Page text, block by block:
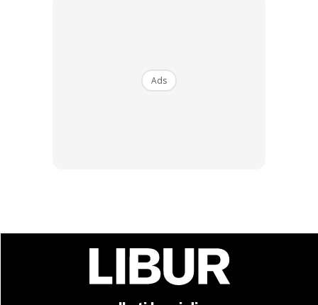
Langgan Sekarang
Ads